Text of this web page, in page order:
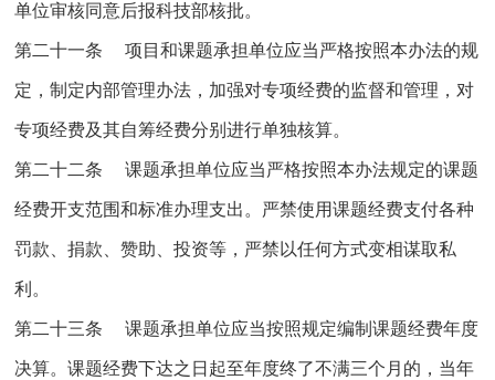
单位审核同意后报科技部核批。
第二十一条 项目和课题承担单位应当严格按照本办法的规
定，制定内部管理办法，加强对专项经费的监督和管理，对
专项经费及其自筹经费分别进行单独核算。
第二十二条 课题承担单位应当严格按照本办法规定的课题
经费开支范围和标准办理支出。严禁使用课题经费支付各种
罚款、捐款、赞助、投资等，严禁以任何方式变相谋取私
利。
第二十三条 课题承担单位应当按照规定编制课题经费年度
决算。课题经费下达之日起至年度终了不满三个月的，当年